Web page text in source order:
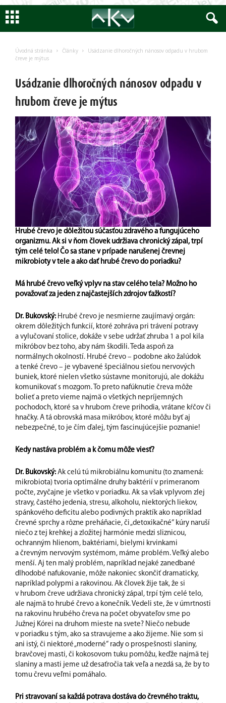
Encyklopedia
AKV
Úvodná stránka Články
Usádzanie dlhoročných nánosov odpadu v hrubom
čreve je mýtus
Usádzanie dlhoročných nánosov odpadu v
hrubom čreve je mýtus
Hrubé črevo je dôležitou súčasťou zdravého a fungujúceho
organizmu. Ak si v ňom človek udržiava chronický zápal, trpí
tým celé telo! Čo sa stane v prípade narušenej črevnej
mikrobioty v tele a ako dať hrubé črevo do poriadku?
Má hrubé črevo veľký vplyv na stav celého tela? Možno ho
považovať za jeden z najčastejších zdrojov ťažkostí?
Dr. Bukovský: Hrubé črevo je nesmierne zaujímavý orgán:
okrem dôležitých funkcií, ktoré zohráva pri trávení potravy
a vylučovaní stolice, dokáže v sebe udržať zhruba 1 a pol kila
mikróbov bez toho, aby nám škodili. Teda aspoň za
normálnych okolností. Hrubé črevo – podobne ako žalúdok
a tenké črevo – je vybavené špeciálnou sieťou nervových
buniek, ktoré nielen všetko sústavne monitorujú, ale dokážu
komunikovať s mozgom. To preto nafúknutie čreva môže
bolieť a preto vieme najmä o všetkých nepríjemných
pochodoch, ktoré sa v hrubom čreve prihodia, vrátane kŕčov či
hnačky. A tá obrovská masa mikróbov, ktoré môžu byť aj
nebezpečné, to je čím ďalej, tým fascinujúcejšie poznanie!
Kedy nastáva problém a k čomu môže viesť?
Dr. Bukovský: Ak celú tú mikrobiálnu komunitu (to znamená:
mikrobiota) tvoria optimálne druhy baktérií v primeranom
počte, zvyčajne je všetko v poriadku. Ak sa však vplyvom zlej
stravy, častého jedenia, stresu, alkoholu, niektorých liekov,
spánkového deficitu alebo podivných praktík ako napríklad
črevné sprchy a rôzne preháňacie, či „detoxikačné“ kúry naruší
niečo z tej krehkej a zložitej harmónie medzi sliznicou,
ochranným hlienom, baktériami, bielymi krvinkami
a črevným nervovým systémom, máme problém. Veľký alebo
menší. Aj ten malý problém, napríklad nejaké zanedbané
dlhodobé nafukovanie, môže nakoniec skončiť dramaticky,
napríklad polypmi a rakovinou. Ak človek žije tak, že si
v hrubom čreve udržiava chronický zápal, trpí tým celé telo,
ale najmä to hrubé črevo a konečník. Vedeli ste, že v úmrtnosti
na rakovinu hrubého čreva na počet obyvateľov sme po
Južnej Kórei na druhom mieste na svete? Niečo nebude
v poriadku s tým, ako sa stravujeme a ako žijeme. Nie som si
ani istý, či niektoré „moderné“ rady o prospešnosti slaniny,
bravčovej masti, či kokosovom tuku pomôžu, keďže najmä tej
slaniny a masti jeme už desaťročia tak veľa a nezdá sa, že by to
tomu črevu veľmi pomáhalo.
Pri stravovaní sa každá potrava dostáva do črevného traktu,